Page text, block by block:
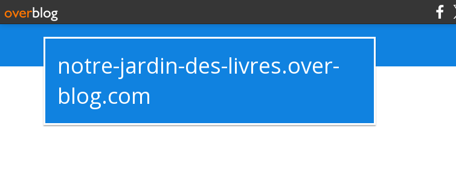
notre-jardin-des-livres.over-
blog.com